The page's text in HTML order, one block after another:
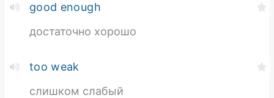
good enough
достаточно хорошо
too weak
слишком слабый